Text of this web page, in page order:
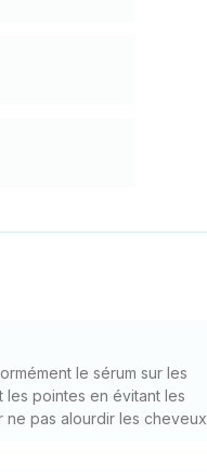
le sérum sur les
les pointes en évitant les
ne pas alourdir les cheveux